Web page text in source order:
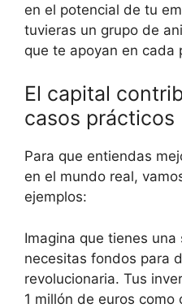
en el potencial de tu
tuvieras un grupo de
que te apoyan en cada
El capital
casos prácticos
Para que entiendas
en el mundo real,
ejemplos:
Imagina que tienes
necesitas fondos para
revolucionaria. Tus
1 millón de euros como